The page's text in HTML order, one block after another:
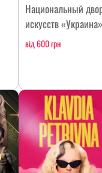
Национальный
искусств «Украина»
від 600 грн